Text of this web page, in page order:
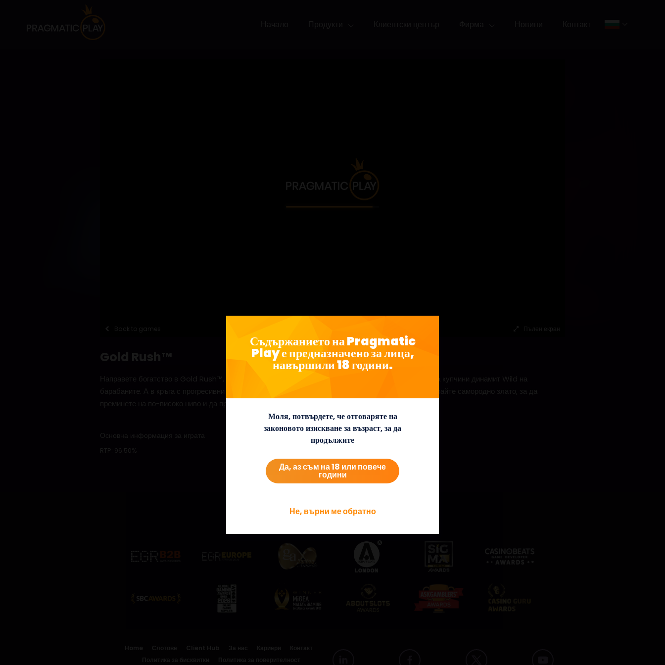
Back to games Пълен екран
Gold Rush™
Направете богатство в Gold Rush™, видеослот с 3 x 5 и 25 линии. Веселият златотърсач използва купчини динамит Wild на
барабаните. А в кръга с прогресивни безплатни завъртания навлезте по-дълбоко в мината и събирайте самородно злато, за да
преминете на по-високо ниво и да привлечете още най-добри златотърсачи на лов.
Основна информация за играта
RTP: 96.50%
Разгледайте някои от нашите награди!
Home Слотове Client Hub За нас Кариери
Контакт
Политика за бисквитки
Политика за поверителност
Съдържанието на Pragmatic
Play е предназначено за лица,
навършили 18 години.
Моля, потвърдете, че отговаряте на
законовото изискване за възраст, за да
продължите
Да, аз съм на 18 или повече
години
Не, върни ме обратно